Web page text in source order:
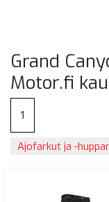
Grand
Motor.fi
1
Ajofarkut ja -